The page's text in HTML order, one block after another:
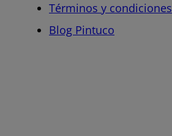
Términos y condiciones
Blog Pintuco